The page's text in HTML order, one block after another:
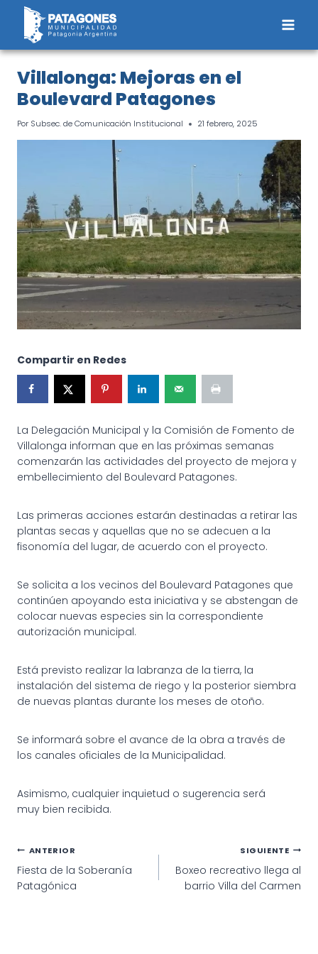
Saltar
contenido
Villalonga: Mejoras en el
Boulevard Patagones
Por Subsec. de Comunicación Institucional 21 febrero, 2025
Compartir en Redes
La Delegación Municipal y la Comisión de Fomento de
Villalonga informan que en las próximas semanas
comenzarán las actividades del proyecto de mejora y
embellecimiento del Boulevard Patagones.
Las primeras acciones estarán destinadas a retirar las
plantas secas y aquellas que no se adecuen a la
fisonomía del lugar, de acuerdo con el proyecto.
Se solicita a los vecinos del Boulevard Patagones que
continúen apoyando esta iniciativa y se abstengan de
colocar nuevas especies sin la correspondiente
autorización municipal.
Está previsto realizar la labranza de la tierra, la
instalación del sistema de riego y la posterior siembra
de nuevas plantas durante los meses de otoño.
Se informará sobre el avance de la obra a través de
los canales oficiales de la Municipalidad.
Asimismo, cualquier inquietud o sugerencia será
muy bien recibida.
Navegación
de
ANTERIOR
Fiesta de la Soberanía
Patagónica
SIGUIENTE
Boxeo recreativo llega al
barrio Villa del Carmen